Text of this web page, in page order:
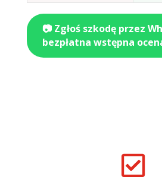
📷 Zgłoś szkodę przez
bezpłatna wstępna
